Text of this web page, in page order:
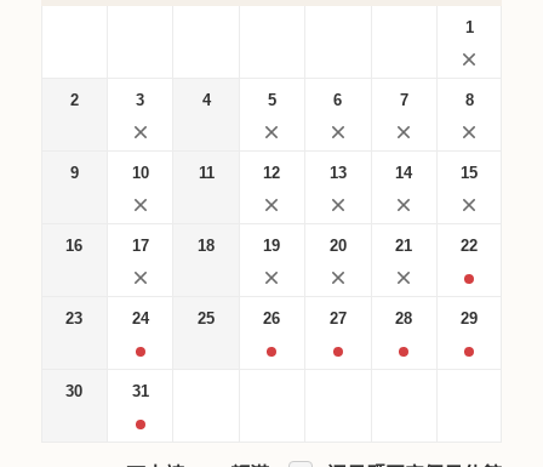
1
2 3 4 5 6 7 8
9 10 11 12 13 14 15
16 17 18 19 20 21 22
23 24 25 26 27 28 29
30 31